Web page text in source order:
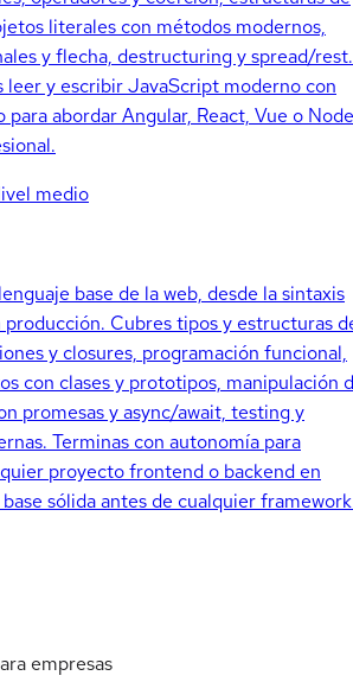
literales con métodos modernos,
y flecha, destructuring y spread/rest.
leer y escribir JavaScript moderno con
abordar Angular, React, Vue o
medio
base de la web, desde la sintaxis
producción. Cubres tipos y estructuras
y closures, programación funcional,
con clases y prototipos, manipulación
promesas y async/await, testing y
Terminas con autonomía para
proyecto frontend o backend en
sólida antes de cualquier
empresas